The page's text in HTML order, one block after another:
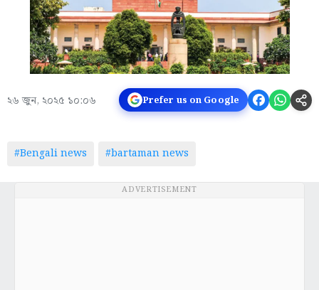
২৬ জুন, ২০২৫ ১০:০৬ Prefer us on Google
#Bengali news #bartaman news
ADVERTISEMENT